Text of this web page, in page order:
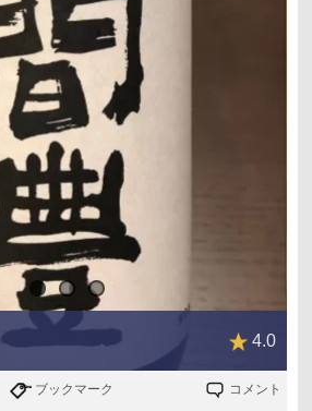
4.0
ブックマーク コメント